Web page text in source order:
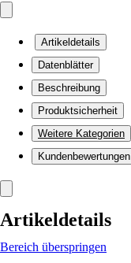
Artikeldetails
Datenblätter
Beschreibung
Produktsicherheit
Weitere Kategorien
Kundenbewertungen
Artikeldetails
Bereich überspringen